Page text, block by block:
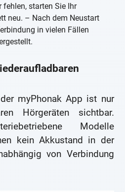
fehlen, starten Sie Ihr
neu. – Nach dem Neustart
in vielen Fällen
myPhonak App ist nur
Hörgeräten sichtbar.
Modelle
kein Akkustand in der
von Verbindung